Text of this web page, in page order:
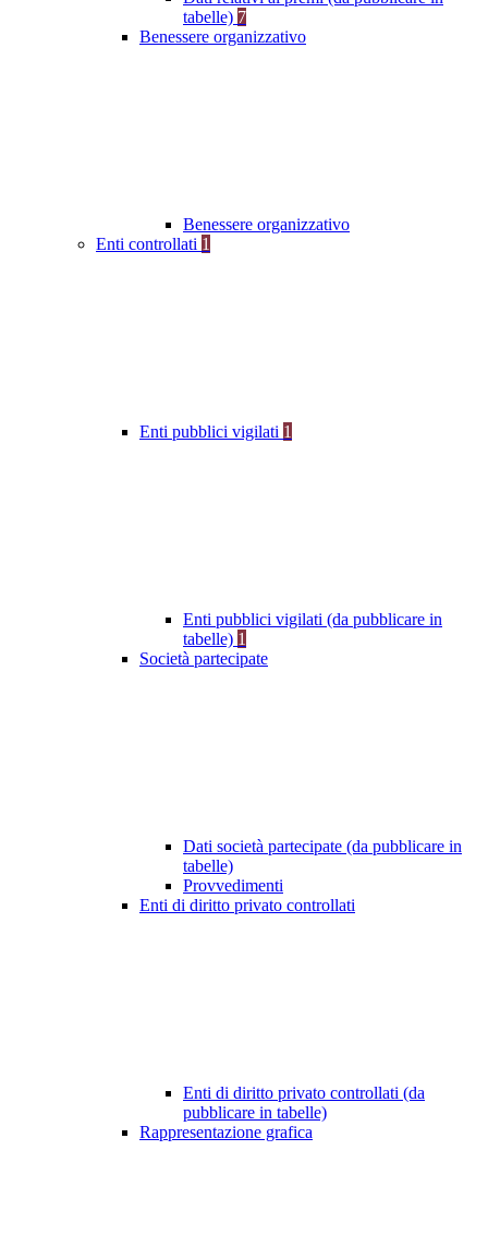
tabelle) 7
Benessere organizzativo
Benessere organizzativo
Enti controllati 1
Enti pubblici vigilati 1
Enti pubblici vigilati (da pubblicare in
tabelle) 1
Società partecipate
Dati società partecipate (da pubblicare in
tabelle)
Provvedimenti
Enti di diritto privato controllati
Enti di diritto privato controllati (da
pubblicare in tabelle)
Rappresentazione grafica